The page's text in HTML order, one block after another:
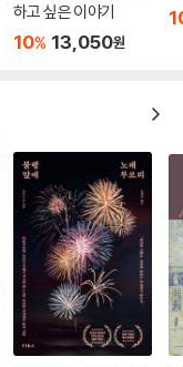
하고 싶은 이야기
10% 13,050원